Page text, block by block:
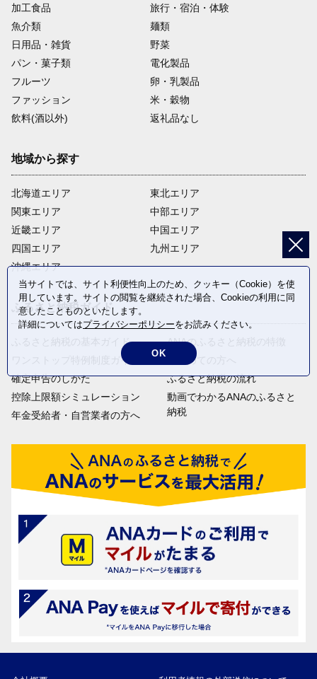
加工食品
旅行・宿泊・体験
魚介類
麺類
日用品・雑貨
野菜
パン・菓子類
電化製品
フルーツ
卵・乳製品
ファッション
米・穀物
飲料(酒以外)
返礼品なし
地域から探す
北海道エリア
関東エリア
近畿エリア
四国エリア
沖縄エリア
東北エリア
中部エリア
中国エリア
九州エリア
ふるさと納税ガイド
ふるさと納税の基本ガイド
ワンストップ特例制度ガイド
確定申告のしかた
控除上限額シミュレーション
年金受給者・自営業者の方へ
ANAのふるさと納税の特徴
はじめての方へ
ふるさと納税の流れ
動画でわかるANAのふるさと
納税
当サイトでは、サイト利便性向上のため、クッキー（Cookie）を使
用しています。サイトの閲覧を継続された場合、Cookieの利用に同
意したことものといたします。
詳細についてはプライバシーポリシーをお読みください。
OK